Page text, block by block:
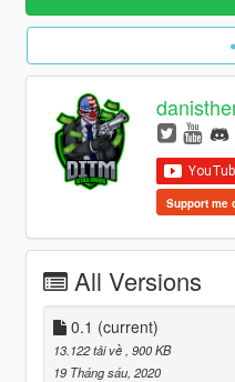
Support me
All Versions
0.1 (current)
13.122 tải về , 900 KB
19 Tháng sáu, 2020